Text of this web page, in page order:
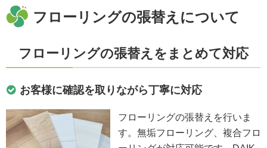
フローリングの張替えについて
フローリングの張替えをまとめて対応
お客様に確認を取りながら丁寧に対応
フローリングの張替えを行いま
す。無垢フローリング、複合フロ